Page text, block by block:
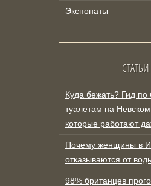
Экспонаты
СТАТЬИ
Куда бежать? Гид
туалетам на Невском
которые работают
Почему женщины в
отказываются от
98% британцев